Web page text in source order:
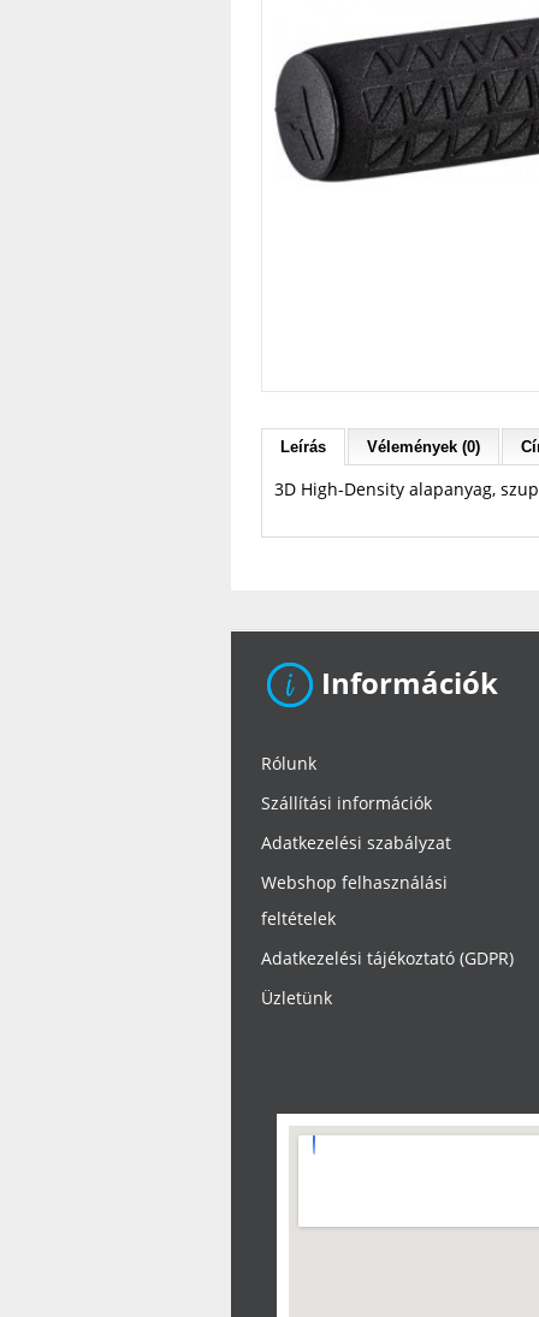
Leírás Vélemények (0)
3D High-Density alapanyag,
Információk
Rólunk
Szállítási információk
Adatkezelési szabályzat
Webshop felhasználási
feltételek
Adatkezelési tájékoztató (GDPR)
Üzletünk